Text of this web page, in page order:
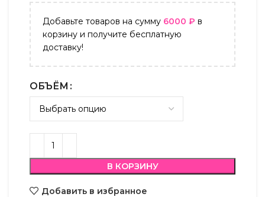
Добавьте товаров на сумму 6000 ₽ в
корзину и получите бесплатную
доставку!
ОБЪЁМ
В КОРЗИНУ
Добавить в избранное